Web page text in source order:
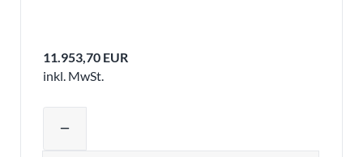
11.953,70 EUR
inkl. MwSt.
remove